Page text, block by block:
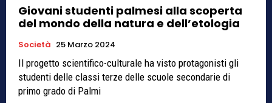
Giovani studenti palmesi alla scoperta
del mondo della natura e dell’etologia
Società 25 Marzo 2024
Il progetto scientifico-culturale ha visto protagonisti gli
studenti delle classi terze delle scuole secondarie di
primo grado di Palmi